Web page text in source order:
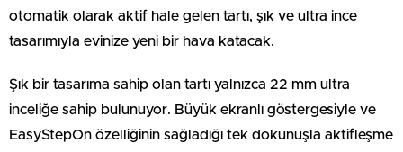
otomatik olarak aktif hale gelen tartı, şık ve ultra ince
tasarımıyla evinize yeni bir hava katacak.
Şık bir tasarıma sahip olan tartı yalnızca 22 mm ultra
inceliğe sahip bulunuyor. Büyük ekranlı göstergesiyle ve
EasyStepOn özelliğinin sağladığı tek dokunuşla aktifleşme